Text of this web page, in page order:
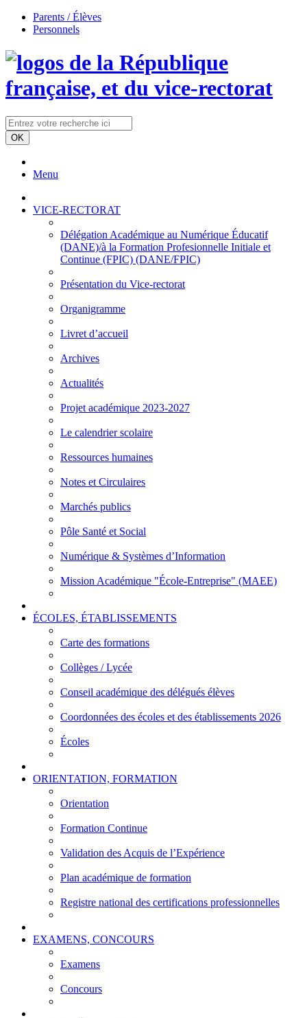
Parents / Élèves
Personnels
Menu
VICE-RECTORAT
Délégation Académique au Numérique Éducatif
(DANE)/à la Formation Profesionnelle Initiale et
Continue (FPIC) (DANE/FPIC)
Présentation du Vice-rectorat
Organigramme
Livret d’accueil
Archives
Actualités
Projet académique 2023-2027
Le calendrier scolaire
Ressources humaines
Notes et Circulaires
Marchés publics
Pôle Santé et Social
Numérique & Systèmes d’Information
Mission Académique "École-Entreprise" (MAEE)
ÉCOLES, ÉTABLISSEMENTS
Carte des formations
Collèges / Lycée
Conseil académique des délégués élèves
Coordonnées des écoles et des établissements 2026
Écoles
ORIENTATION, FORMATION
Orientation
Formation Continue
Validation des Acquis de l’Expérience
Plan académique de formation
Registre national des certifications professionnelles
EXAMENS, CONCOURS
Examens
Concours